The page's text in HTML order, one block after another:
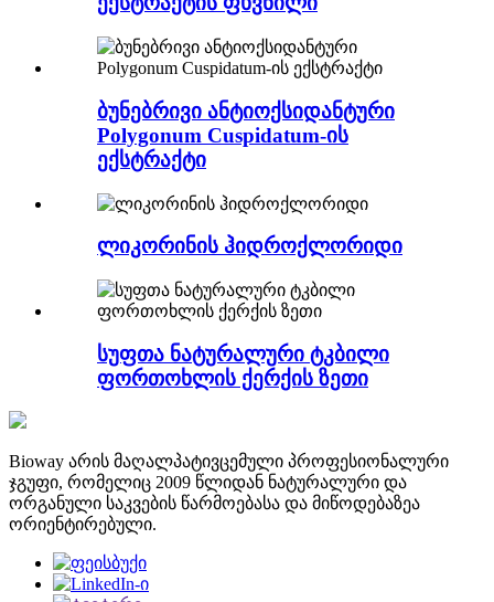
ბუნებრივი ანტიოქსიდანტური
Polygonum Cuspidatum-ის
ექსტრაქტი
ლიკორინის ჰიდროქლორიდი
სუფთა ნატურალური ტკბილი
ფორთოხლის ქერქის ზეთი
Bioway არის მაღალპატივცემული პროფესიონალური
ჯგუფი, რომელიც 2009 წლიდან ნატურალური და
ორგანული საკვების წარმოებასა და მიწოდებაზეა
ორიენტირებული.